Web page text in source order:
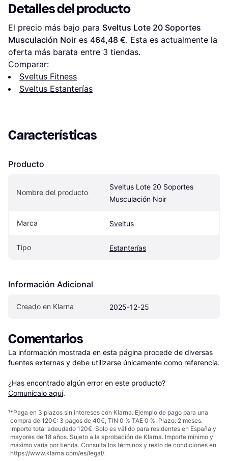
Detalles del producto
El precio más bajo para Sveltus Lote 20 Soportes
Musculación Noir es 464,48 €. Esta es actualmente la
oferta más barata entre 3 tiendas.
Comparar:
Sveltus Fitness
Sveltus Estanterías
Características
Producto
Nombre del producto
Sveltus Lote 20 Soportes
Musculación Noir
Marca Sveltus
Tipo Estanterías
Información Adicional
Creado en Klarna 2025-12-25
Comentarios
La información mostrada en esta página procede de diversas
fuentes externas y debe utilizarse únicamente como referencia.
¿Has encontrado algún error en este producto?
Comunícalo aquí.
¹*Paga en 3 plazos sin intereses con Klarna. Ejemplo de pago para una
compra de 120€: 3 pagos de 40€, TIN 0 % TAE 0 %. Plazo: 2 meses.
Importe total adeudado 120€. Solo es válido para residentes en España y
mayores de 18 años. Sujeto a la aprobación de Klarna. Importe mínimo y
máximo varía por tienda. Consulta los términos y resto de condiciones en
https://www.klarna.com/es/legal/.